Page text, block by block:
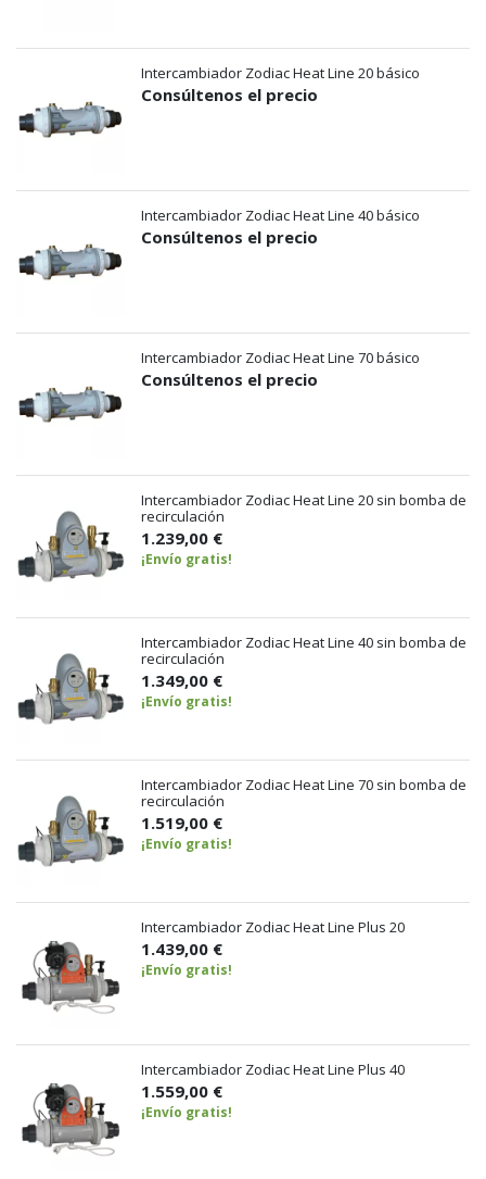
Intercambiador Zodiac Heat Line 20 básico
Consúltenos el precio
Intercambiador Zodiac Heat Line 40 básico
Consúltenos el precio
Intercambiador Zodiac Heat Line 70 básico
Consúltenos el precio
Intercambiador Zodiac Heat Line 20 sin bomba de
recirculación
1.239,00 €
¡Envío gratis!
Intercambiador Zodiac Heat Line 40 sin bomba de
recirculación
1.349,00 €
¡Envío gratis!
Intercambiador Zodiac Heat Line 70 sin bomba de
recirculación
1.519,00 €
¡Envío gratis!
Intercambiador Zodiac Heat Line Plus 20
1.439,00 €
¡Envío gratis!
Intercambiador Zodiac Heat Line Plus 40
1.559,00 €
¡Envío gratis!